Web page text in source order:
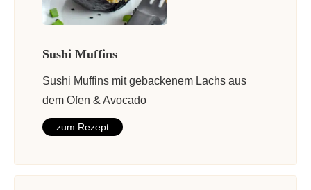
Sushi Muffins
Sushi Muffins mit gebackenem Lachs aus
dem Ofen & Avocado
zum Rezept